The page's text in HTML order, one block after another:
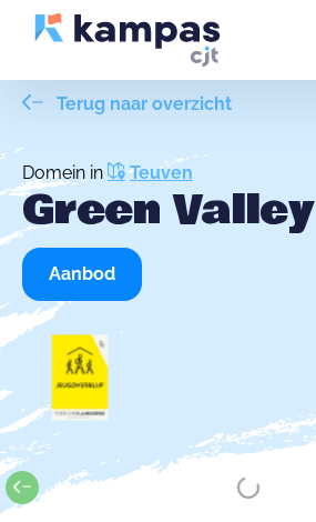
Terug naar overzicht
Domein in Teuven
Green Valley
Aanbod